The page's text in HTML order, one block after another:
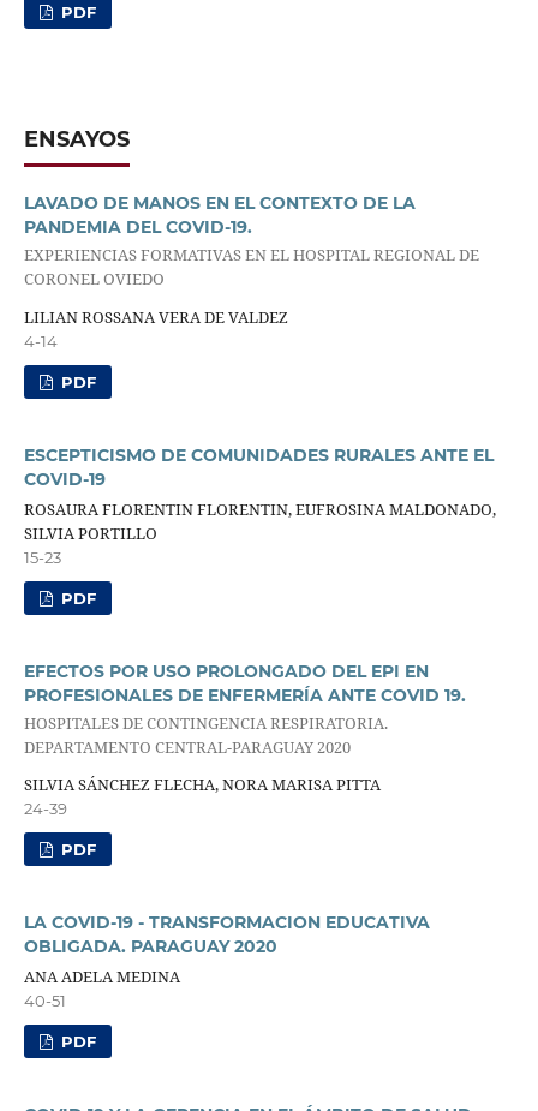
PDF
ENSAYOS
LAVADO DE MANOS EN EL CONTEXTO DE LA
PANDEMIA DEL COVID-19.
EXPERIENCIAS FORMATIVAS EN EL HOSPITAL REGIONAL DE
CORONEL OVIEDO
LILIAN ROSSANA VERA DE VALDEZ
4-14
PDF
ESCEPTICISMO DE COMUNIDADES RURALES ANTE EL
COVID-19
ROSAURA FLORENTIN FLORENTIN, EUFROSINA MALDONADO,
SILVIA PORTILLO
15-23
PDF
EFECTOS POR USO PROLONGADO DEL EPI EN
PROFESIONALES DE ENFERMERÍA ANTE COVID 19.
HOSPITALES DE CONTINGENCIA RESPIRATORIA.
DEPARTAMENTO CENTRAL-PARAGUAY 2020
SILVIA SÁNCHEZ FLECHA, NORA MARISA PITTA
24-39
PDF
LA COVID-19 - TRANSFORMACION EDUCATIVA
OBLIGADA. PARAGUAY 2020
ANA ADELA MEDINA
40-51
PDF